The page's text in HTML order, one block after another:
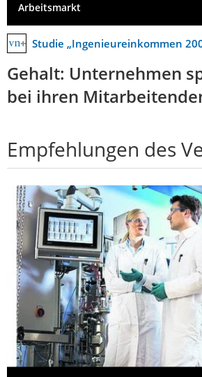
Arbeitsmarkt
Studie „Ingenieureinkommen
Gehalt: Unternehmen
bei ihren
Empfehlungen des